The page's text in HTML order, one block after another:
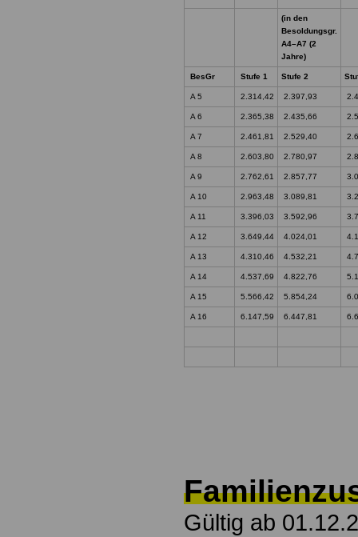
(in den
Besoldungsgr.
A4–A7 (2
Jahre)
BesGr Stufe 1 Stufe 2
A 5 2.314,42 2.397,93
A 6 2.365,38 2.435,66
A 7 2.461,81 2.529,40
A 8 2.603,80 2.780,97
A 9 2.762,61 2.857,77
A 10 2.963,48 3.089,81
A 11 3.396,03 3.592,96
A 12 3.649,44 4.024,01
A 13 4.310,46 4.532,21
A 14 4.537,69 4.822,76
A 15 5.566,42 5.854,24
A 16 6.147,59 6.447,81
Gültig ab